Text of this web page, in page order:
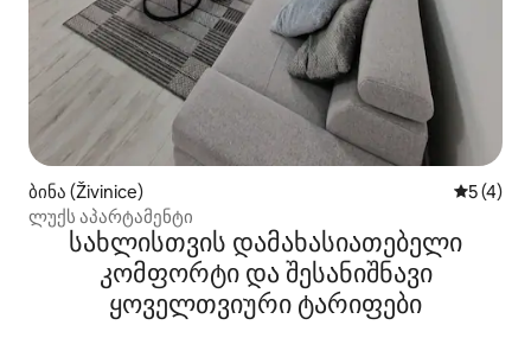
ბინა (Živinice)
5 (4)
ლუქს აპარტამენტი
სახლისთვის დამახასიათებელი
კომფორტი და შესანიშნავი
ყოველთვიური ტარიფები